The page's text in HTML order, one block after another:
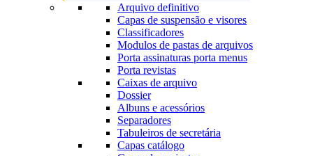
Arquivo definitivo
Capas de suspensão e visores
Classificadores
Modulos de pastas de arquivos
Porta assinaturas porta menus
Porta revistas
Caixas de arquivo
Dossier
Albuns e acessórios
Separadores
Tabuleiros de secretária
Capas catálogo